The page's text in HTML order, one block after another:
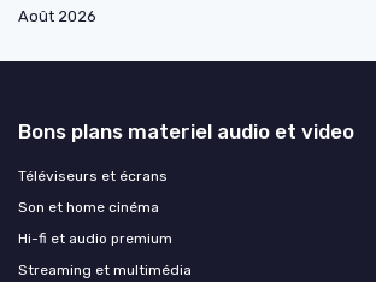
Août 2026
Bons plans materiel audio et video
Téléviseurs et écrans
Son et home cinéma
Hi-fi et audio premium
Streaming et multimédia